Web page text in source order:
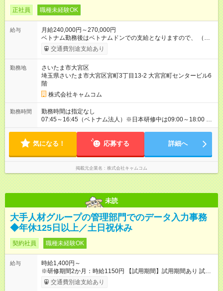
正社員 職種未経験OK
給与
月給240,000円～270,000円
ベトナム勤務後はベトナムドンでの支給となりますので、 （日
本円換算）270，000円～300，000円相当 ※2026年05月の為
替レートにて換算。 45，000，000～50，000，000 VND（経
ヵ月分）※業績に応じて支給 ◆昇給制度：有 ※当社規定に基づ
く 【試用期間】試用期間あり 試用期間の長さ：2ヶ月 雇用形
態、給与は本採用時と同じです。
交通費別途支給あり
勤務地
さいたま市大宮区
埼玉県さいたま市大宮区宮町3丁目13-2 大宮宮町センタービル6
階
株式会社キャムコム
勤務時間
勤務時間は指定なし
07:45～16:45（ベトナム法人）※日本研修中は09:00～18:00 休
憩60分
気になる！ 応募する 詳細へ
掲載元企業名 株式会社キャムコム
未読
大手人材グループの管理部門でのデータ入力事務
◆年休125日以上／土日祝休み
契約社員 職種未経験OK
給与
時給1,400円～
※研修期間2か月：時給1150円 【試用期間】試用期間あり 試用
期間の長さ：2ヶ月 ※ 雇用形態と給与に、本採用時と異なる部分
があります。 雇用形態：本採用時と同じです。 給与：時
交通費別途支給あり